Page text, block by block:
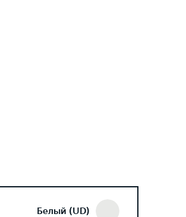
Белый (UD)